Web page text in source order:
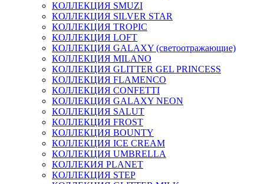
КОЛЛЕКЦИЯ SMUZI
КОЛЛЕКЦИЯ SILVER STAR
КОЛЛЕКЦИЯ TROPIC
КОЛЛЕКЦИЯ LOFT
КОЛЛЕКЦИЯ GALAXY (светоотражающие)
КОЛЛЕКЦИЯ MILANO
КОЛЛЕКЦИЯ GLITTER GEL PRINCESS
КОЛЛЕКЦИЯ FLAMENCO
КОЛЛЕКЦИЯ CONFETTI
КОЛЛЕКЦИЯ GALAXY NEON
КОЛЛЕКЦИЯ SALUT
КОЛЛЕКЦИЯ FROST
КОЛЛЕКЦИЯ BOUNTY
КОЛЛЕКЦИЯ ICE CREAM
КОЛЛЕКЦИЯ UMBRELLA
КОЛЛЕКИЯ PLANET
КОЛЛЕКЦИЯ STEP